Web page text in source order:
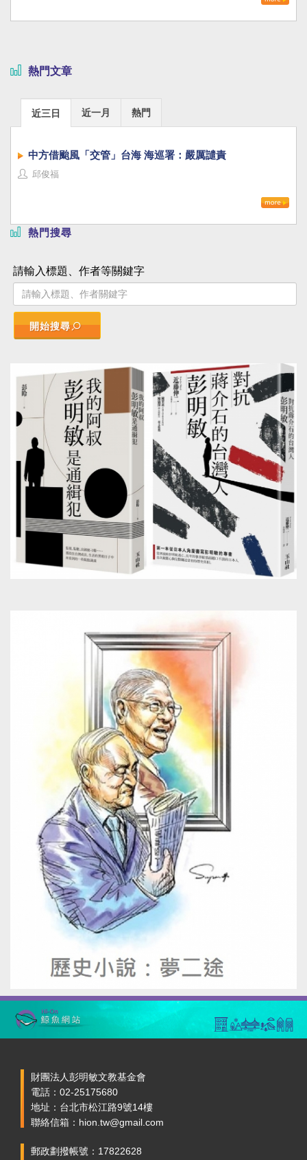
熱門文章
近三日 近一月 熱門
中方借颱風「交管」台海 海巡署：嚴厲譴責
邱俊福
熱門搜尋
請輸入標題、作者等關鍵字
開始搜尋
財團法人彭明敏文教基金會
電話：02-25175680
地址：台北市松江路9號14樓
聯絡信箱：hion.tw@gmail.com
郵政劃撥帳號：17822628